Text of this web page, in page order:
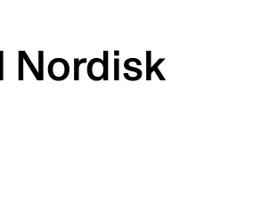
Nordisk